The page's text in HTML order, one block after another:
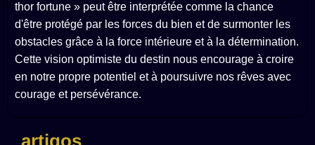
thor fortune » peut être interprétée comme la chance
d'être protégé par les forces du bien et de surmonter les
obstacles grâce à la force intérieure et à la détermination.
Cette vision optimiste du destin nous encourage à croire
en notre propre potentiel et à poursuivre nos rêves avec
courage et persévérance.
artigos